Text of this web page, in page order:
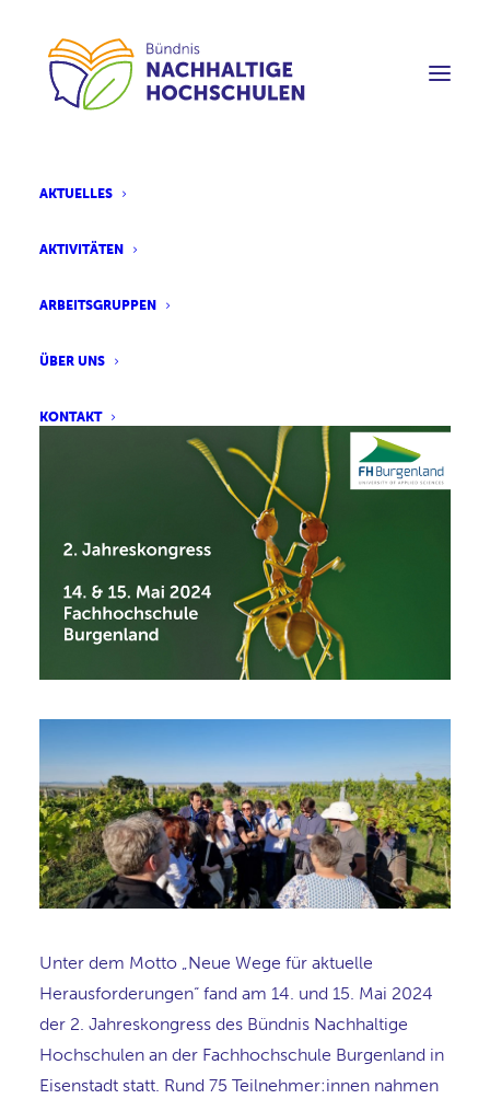
AKTUELLES
AKTIVITÄTEN
ARBEITSGRUPPEN
ÜBER UNS
KONTAKT
JAHRESKONGRESS
2024
Hochschulen in Eisenstadt
Unter dem Motto „Neue Wege für aktuelle
Herausforderungen“ fand am 14. und 15. Mai 2024
der 2. Jahreskongress des Bündnis Nachhaltige
Hochschulen an der Fachhochschule Burgenland in
Eisenstadt statt. Rund 75 Teilnehmer:innen nahmen